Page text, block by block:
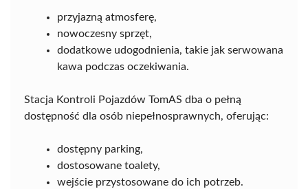
przyjazną atmosferę,
nowoczesny sprzęt,
dodatkowe udogodnienia, takie jak serwowana
kawa podczas oczekiwania.
Stacja Kontroli Pojazdów TomAS dba o pełną
dostępność dla osób niepełnosprawnych, oferując:
dostępny parking,
dostosowane toalety,
wejście przystosowane do ich potrzeb.